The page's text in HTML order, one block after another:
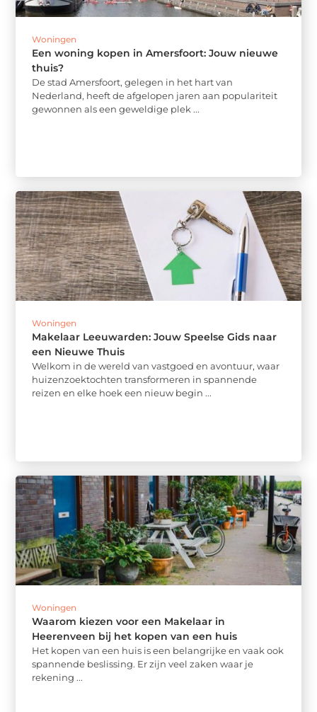
Woningen
Een woning kopen in Amersfoort: Jouw nieuwe
thuis?
De stad Amersfoort, gelegen in het hart van
Nederland, heeft de afgelopen jaren aan populariteit
gewonnen als een geweldige plek ...
Woningen
Makelaar Leeuwarden: Jouw Speelse Gids naar
een Nieuwe Thuis
Welkom in de wereld van vastgoed en avontuur, waar
huizenzoektochten transformeren in spannende
reizen en elke hoek een nieuw begin ...
Woningen
Waarom kiezen voor een Makelaar in
Heerenveen bij het kopen van een huis
Het kopen van een huis is een belangrijke en vaak ook
spannende beslissing. Er zijn veel zaken waar je
rekening ...